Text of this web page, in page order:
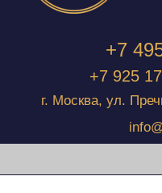
+7
+7 925
г. Москва, ул.